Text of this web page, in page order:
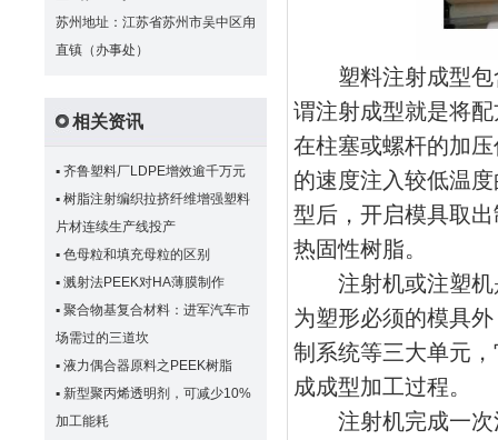
苏州地址：江苏省苏州市吴中区甪
直镇（办事处）
相关资讯
▪ 齐鲁塑料厂LDPE增效逾千万元
▪ 树脂注射编织拉挤纤维增强塑料
片材连续生产线投产
▪ 色母粒和填充母粒的区别
▪ 溅射法PEEK对HA薄膜制作
▪ 聚合物基复合材料：进军汽车市
场需过的三道坎
▪ 液力偶合器原料之PEEK树脂
▪ 新型聚丙烯透明剂，可减少10%
加工能耗
塑料注射成型包
谓注射成型就是将
在柱塞或螺杆的加
的速度注入较低温
型后，开启模具取
热固性树脂。
注射机或注塑机
为塑形必须的模具
制系统等三大单元
成成型加工过程。
注射机完成一次